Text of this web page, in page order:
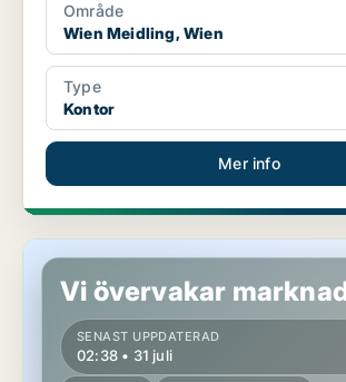
Område
Wien Meidling, Wien
Type
Kontor
Mer info
Butik i Wien Meidling, Wien
Vi övervakar
SENAST UPPDATERAD
02:38 • 31 juli